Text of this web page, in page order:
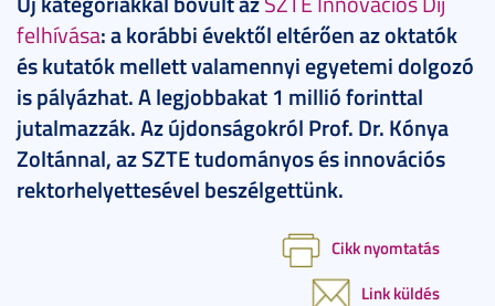
felhívása: a korábbi évektől eltérően az oktatók
és kutatók mellett valamennyi egyetemi dolgozó
is pályázhat. A legjobbakat 1 millió forinttal
jutalmazzák. Az újdonságokról Prof. Dr. Kónya
Zoltánnal, az SZTE tudományos és innovációs
rektorhelyettesével beszélgettünk.
Cikk nyomtatás
Link küldés